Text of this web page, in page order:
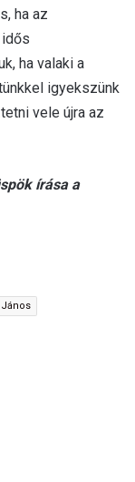
ha az
ha valaki a
igyekszünk
vele újra az
írása a
János